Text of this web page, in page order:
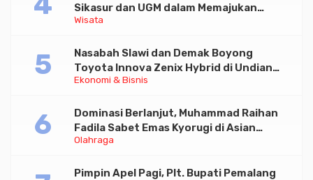
Wisata
Sikasur dan UGM dalam Memajukan
Wisata serta UMKM Lokal
Ekonomi & Bisnis
Nasabah Slawi dan Demak Boyong
Toyota Innova Zenix Hybrid di Undian
Tabungan Bima Bank Jateng
Olahraga
Dominasi Berlanjut, Muhammad Raihan
Fadila Sabet Emas Kyorugi di Asian
Taekwondo Indonesia Open 2026
Pimpin Apel Pagi, Plt. Bupati Pemalang